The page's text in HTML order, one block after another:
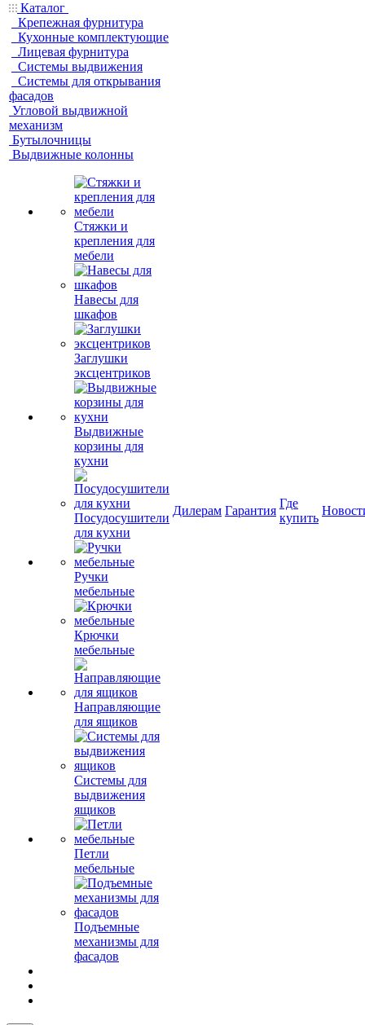
Каталог
Крепежная фурнитура
Кухонные комплектующие
Лицевая фурнитура
Системы выдвижения
Системы для открывания
фасадов
Угловой выдвижной
механизм
Бутылочницы
Выдвижные колонны
Стяжки и
крепления для
мебели
Навесы для
шкафов
Заглушки
эксцентриков
Выдвижные
корзины для
кухни
Посудосушители
для кухни
Ручки
мебельные
Крючки
мебельные
Направляющие
для ящиков
Системы для
выдвижения
ящиков
Петли
мебельные
Подъемные
механизмы для
фасадов
Дилерам Гарантия
Где
купить